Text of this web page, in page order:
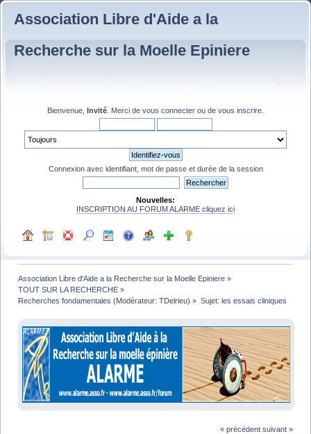
Association Libre d'Aide a la
Recherche sur la Moelle Epiniere
Bienvenue, Invité . Merci de vous connecter ou de vous inscrire
Connexion avec identifiant, mot de passe et durée de la session
Nouvelles:
INSCRIPTION AU FORUM ALARME cliquez ici
Association Libre d'Aide a la Recherche sur la Moelle Epiniere »
TOUT SUR LA RECHERCHE »
Recherches fondamentales (Modérateur:TDelrieu) » Sujet: les essais cliniques
« précédent suivant »